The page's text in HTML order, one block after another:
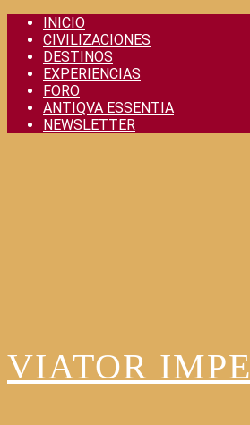
Skip
content
INICIO
CIVILIZACIONES
DESTINOS
EXPERIENCIAS
FORO
ANTIQVA ESSENTIA
NEWSLETTER
VIATOR